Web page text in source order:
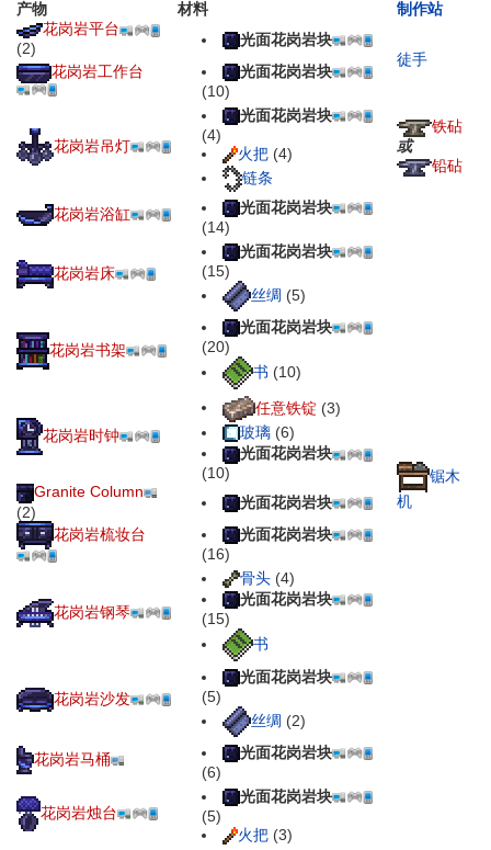
产物 材料
制作站
花岗岩平台
(2)
光面花岗岩块
徒手
花岗岩工作台
光面花岗岩块
(10)
花岗岩吊灯
光面花岗岩块
(4)
火把 (4)
链条
铁砧
或
铅砧
花岗岩浴缸
光面花岗岩块
(14)
锯木
机
花岗岩床
光面花岗岩块
(15)
丝绸 (5)
花岗岩书架
光面花岗岩块
(20)
书 (10)
花岗岩时钟
任意铁锭 (3)
玻璃 (6)
光面花岗岩块
(10)
Granite Column
(2)
光面花岗岩块
花岗岩梳妆台
光面花岗岩块
(16)
花岗岩钢琴
骨头 (4)
光面花岗岩块
(15)
书
花岗岩沙发
光面花岗岩块
(5)
丝绸 (2)
花岗岩马桶
光面花岗岩块
(6)
花岗岩烛台
光面花岗岩块
(5)
火把 (3)